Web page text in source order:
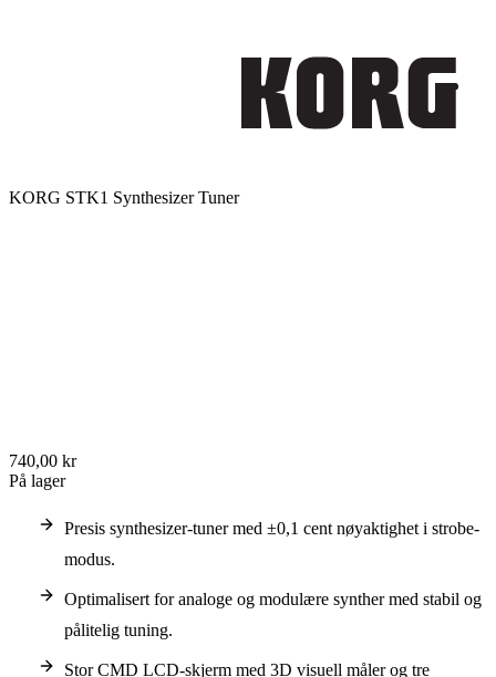
KORG STK1 Synthesizer Tuner
740,00 kr
På lager
Presis synthesizer-tuner med ±0,1 cent nøyaktighet i strobe-
modus.
Optimalisert for analoge og modulære synther med stabil og
pålitelig tuning.
Stor CMD LCD-skjerm med 3D visuell måler og tre